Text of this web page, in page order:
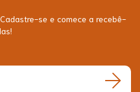
se e comece a recebê-
las!